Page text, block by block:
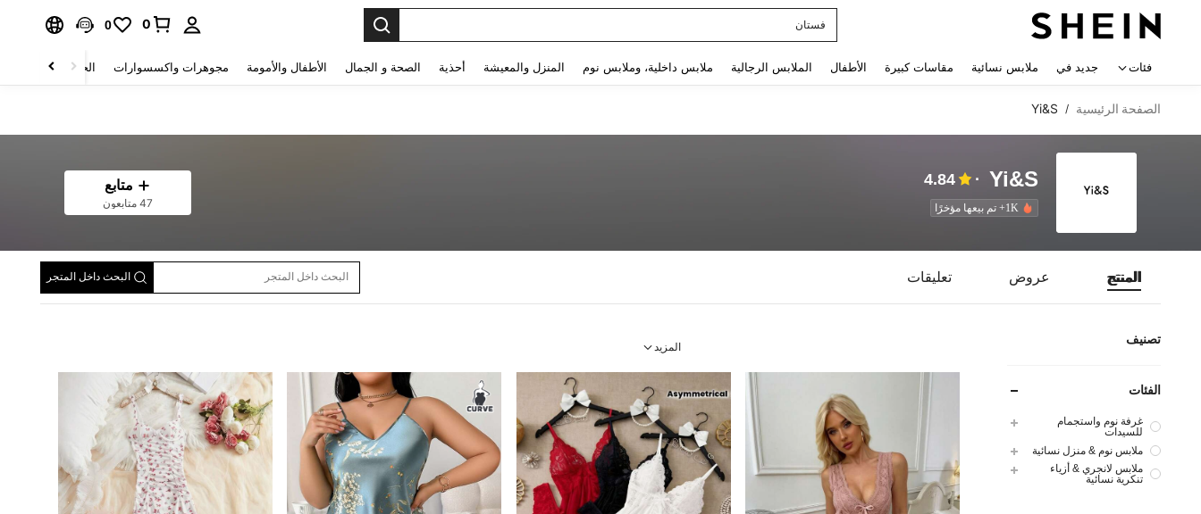
فستان
0
0
فئات جديد في ملابس نسائية مقاسات كبيرة الأطفال الملابس الرجالية ملابس داخلية، وملابس نوم المنزل والمعيشة أحذية الصحة و الجمال الأطفال والأمومة مجوهرات واكسسوارات الحقائب والأمتعة
الصفحة الرئيسية /
Yi&S
Yi&S
4.84
1K+ تم بيعها مؤخرًا
متابع
47 متابعون
المنتج عروض تعليقات البحث داخل المتجر
تصنيف
الفئات
غرفة نوم واستجمام
للسيدات
ملابس نوم & منزل نسائية
ملابس لانجري & أزياء
تنكرية نسائية
المزيد